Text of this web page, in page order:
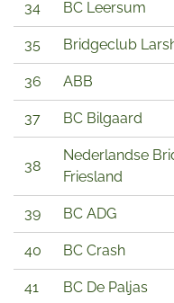
34 BC Leersum
35 Bridgeclub
36 ABB
37 BC Bilgaard
38
Nederlandse
Friesland
39 BC ADG
40 BC Crash
41 BC De Paljas